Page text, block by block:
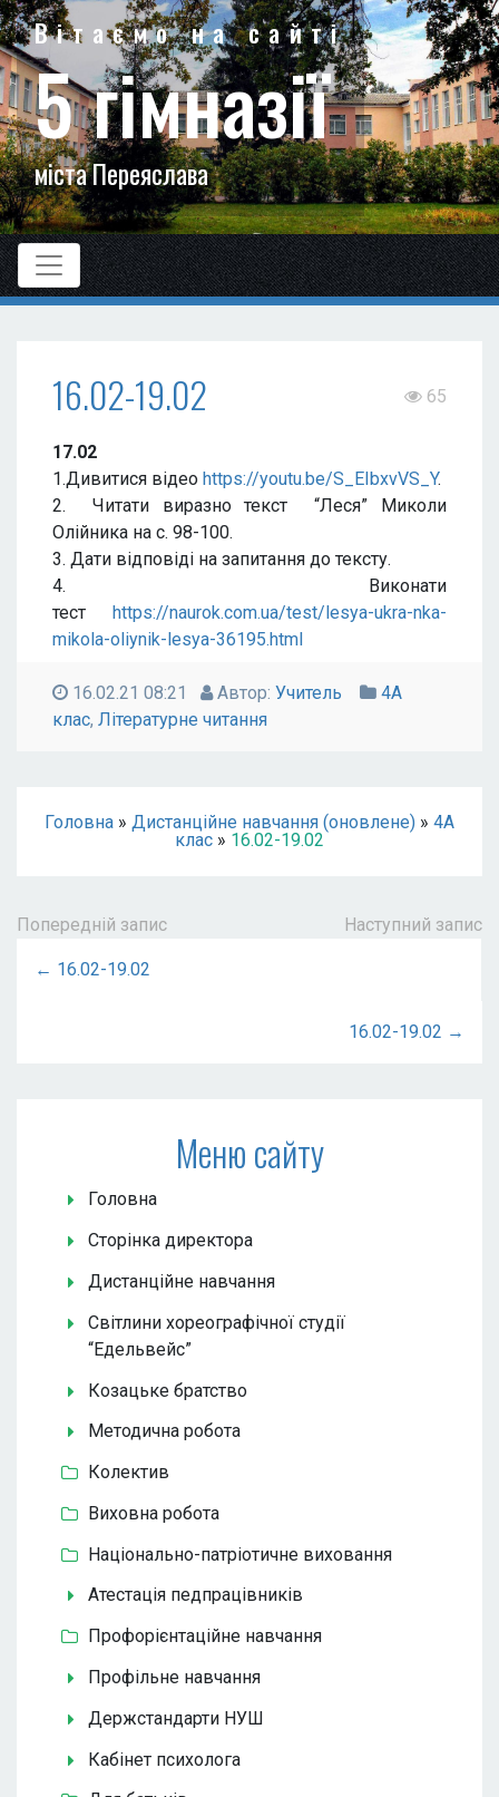
Вітаємо на сайті
5 гімназії
міста Переяслава
16.02-19.02 65
17.02
1.Дивитися відео https://youtu.be/S_EIbxvVS_Y.
2. Читати виразно текст “Леся” Миколи
Олійника на с. 98-100.
3. Дати відповіді на запитання до тексту.
4. Виконати
тест https://naurok.com.ua/test/lesya-ukra-nka-
mikola-oliynik-lesya-36195.html
16.02.21 08:21 Автор: Учитель
4А
клас, Літературне читання
Головна » Дистанційне навчання (оновлене) » 4А
клас » 16.02-19.02
Попередній запис Наступний запис
← 16.02-19.02
16.02-19.02 →
Меню сайту
Головна
Сторінка директора
Дистанційне навчання
Світлини хореографічної студії
“Едельвейс”
Козацьке братство
Методична робота
Колектив
Виховна робота
Національно-патріотичне виховання
Атестація педпрацівників
Профорієнтаційне навчання
Профільне навчання
Держстандарти НУШ
Кабінет психолога